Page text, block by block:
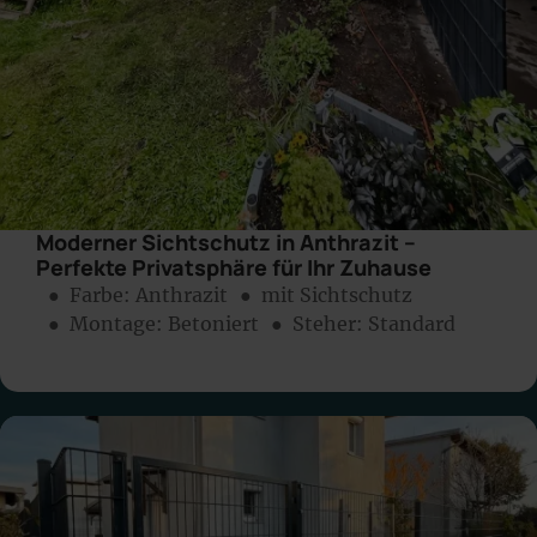
Moderner Sichtschutz in Anthrazit –
Perfekte Privatsphäre für Ihr Zuhause
● Farbe: Anthrazit
● mit Sichtschutz
● Montage: Betoniert ● Steher: Standard